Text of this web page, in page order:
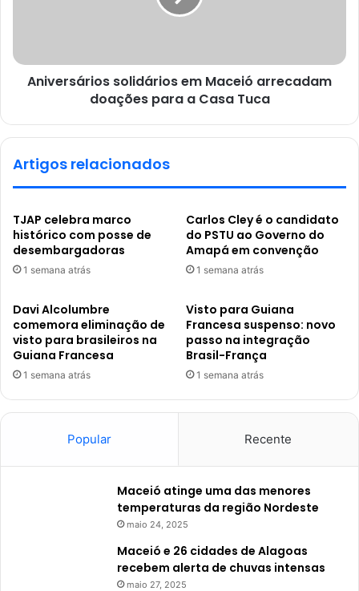
Aniversários solidários em Maceió arrecadam
doações para a Casa Tuca
Artigos relacionados
TJAP celebra marco
histórico com posse de
desembargadoras
1 semana atrás
Carlos Cley é o candidato
do PSTU ao Governo do
Amapá em convenção
1 semana atrás
Davi Alcolumbre
comemora eliminação de
visto para brasileiros na
Guiana Francesa
1 semana atrás
Visto para Guiana
Francesa suspenso: novo
passo na integração
Brasil-França
1 semana atrás
Popular Recente
Maceió atinge uma das menores
temperaturas da região Nordeste
maio 24, 2025
Maceió e 26 cidades de Alagoas
recebem alerta de chuvas intensas
maio 27, 2025